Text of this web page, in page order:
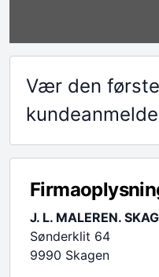
Vær den
J. L. MALEREN.
Sønderklit 64
9990 Skagen